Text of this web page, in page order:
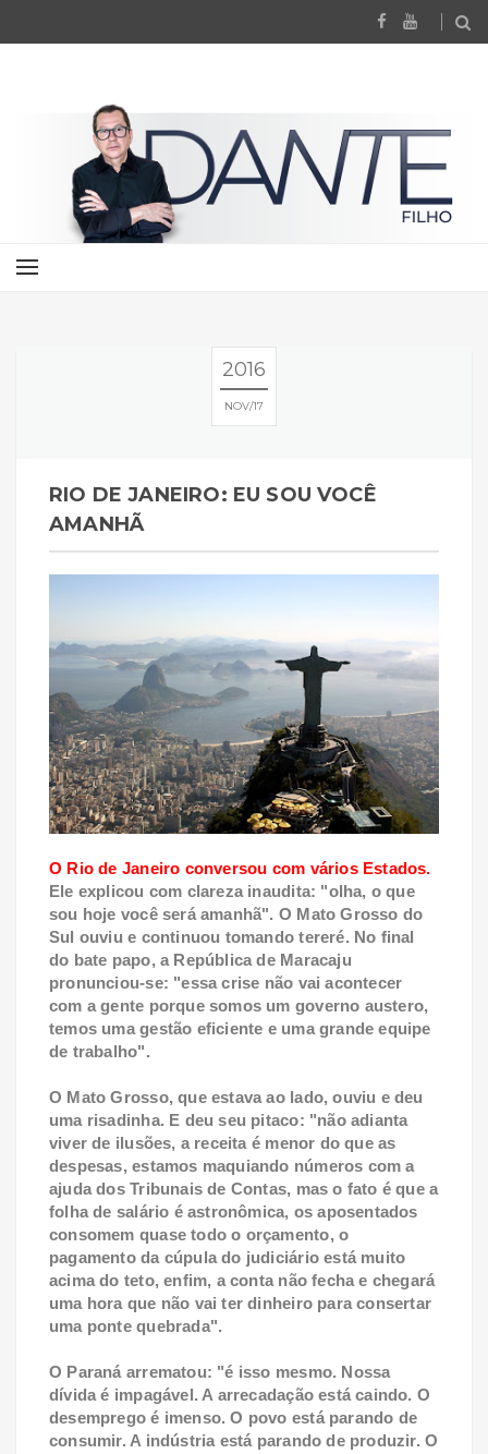
2016
NOV 17
RIO DE JANEIRO: EU SOU VOCÊ
AMANHÃ
O Rio de Janeiro conversou com vários Estados.
Ele explicou com clareza inaudita: "olha, o que
sou hoje você será amanhã". O Mato Grosso do
Sul ouviu e continuou tomando tereré. No final
do bate papo, a República de Maracaju
pronunciou-se: "essa crise não vai acontecer
com a gente porque somos um governo austero,
temos uma gestão eficiente e uma grande equipe
de trabalho".
O Mato Grosso, que estava ao lado, ouviu e deu
uma risadinha. E deu seu pitaco: "não adianta
viver de ilusões, a receita é menor do que as
despesas, estamos maquiando números com a
ajuda dos Tribunais de Contas, mas o fato é que a
folha de salário é astronômica, os aposentados
consomem quase todo o orçamento, o
pagamento da cúpula do judiciário está muito
acima do teto, enfim, a conta não fecha e chegará
uma hora que não vai ter dinheiro para consertar
uma ponte quebrada".
O Paraná arrematou: "é isso mesmo. Nossa
dívida é impagável. A arrecadação está caindo. O
desemprego é imenso. O povo está parando de
consumir. A indústria está parando de produzir. O